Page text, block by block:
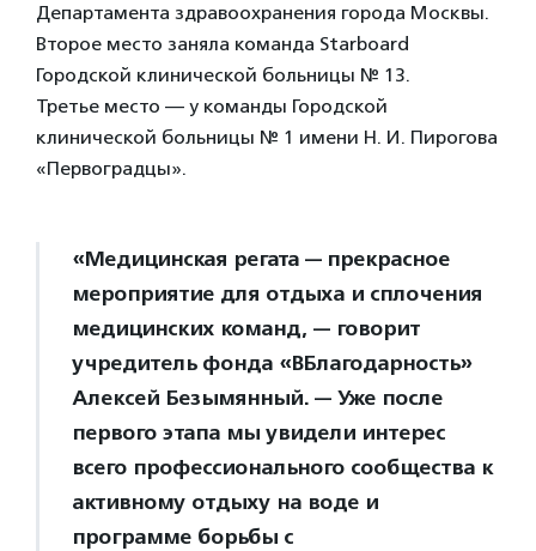
Департамента здравоохранения города Москвы.
Второе место заняла команда Starboard
Городской клинической больницы № 13.
Третье место — у команды Городской
клинической больницы № 1 имени Н. И. Пирогова
«Первоградцы».
«Медицинская регата — прекрасное
мероприятие для отдыха и сплочения
медицинских команд, — говорит
учредитель фонда «ВБлагодарность»
Алексей Безымянный. — Уже после
первого этапа мы увидели интерес
всего профессионального сообщества к
активному отдыху на воде и
программе борьбы с